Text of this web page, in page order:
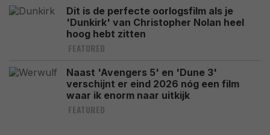
Dit is de perfecte oorlogsfilm als je
'Dunkirk' van Christopher Nolan heel
hoog hebt zitten
FEATURED
Naast 'Avengers 5' en 'Dune 3'
verschijnt er eind 2026 nóg een film
waar ik enorm naar uitkijk
FEATURED